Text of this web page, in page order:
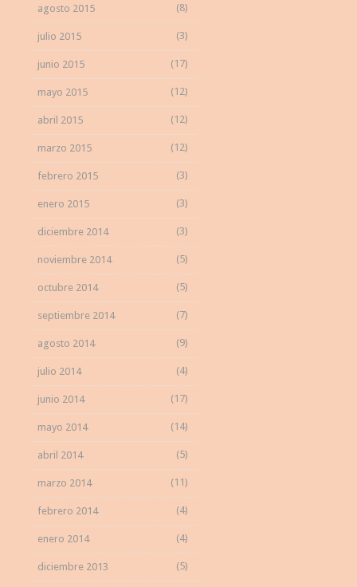
agosto 2015 (8)
julio 2015 (3)
junio 2015 (17)
mayo 2015 (12)
abril 2015 (12)
marzo 2015 (12)
febrero 2015 (3)
enero 2015 (3)
diciembre 2014 (3)
noviembre 2014 (5)
octubre 2014 (5)
septiembre 2014 (7)
agosto 2014 (9)
julio 2014 (4)
junio 2014 (17)
mayo 2014 (14)
abril 2014 (5)
marzo 2014 (11)
febrero 2014 (4)
enero 2014 (4)
diciembre 2013 (5)